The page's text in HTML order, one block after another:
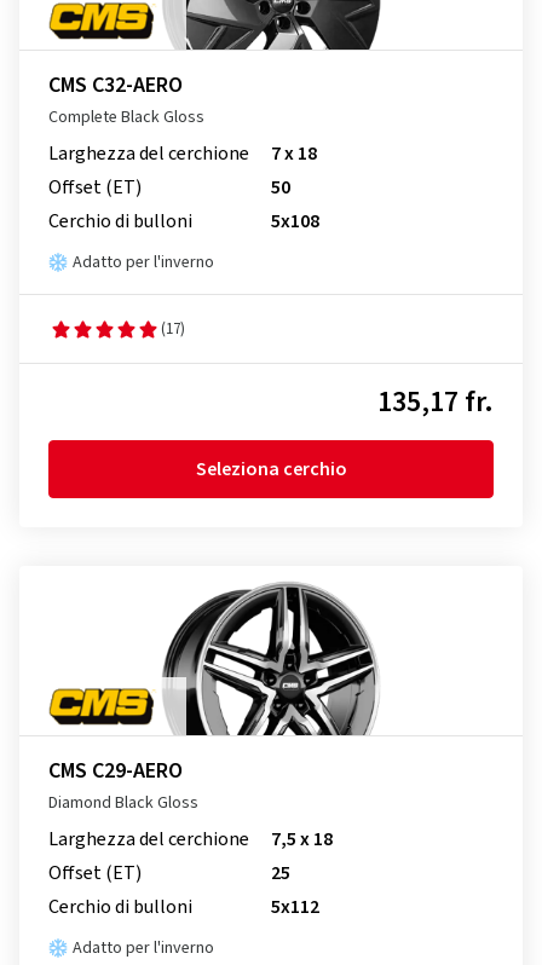
CMS C32-AERO
Complete Black Gloss
Larghezza del cerchione
7 x 18
Offset (ET)
50
Cerchio di bulloni
5x108
Adatto per l'inverno
(17)
135,17 fr.
Seleziona cerchio
CMS C29-AERO
Diamond Black Gloss
Larghezza del cerchione
7,5 x 18
Offset (ET)
25
Cerchio di bulloni
5x112
Adatto per l'inverno